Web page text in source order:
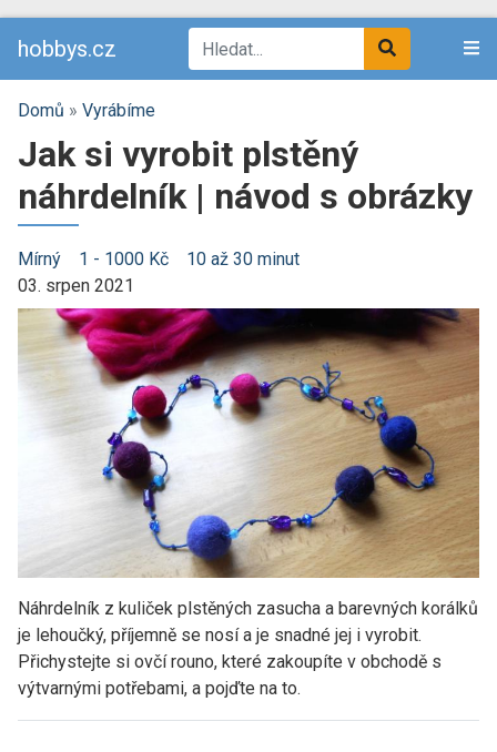
hobbys.cz
Domů » Vyrábíme
Jak si vyrobit plstěný
náhrdelník | návod s obrázky
Mírný 1 - 1000 Kč
10 až 30 minut
03. srpen 2021
Náhrdelník z kuliček plstěných zasucha a barevných korálků
je lehoučký, příjemně se nosí a je snadné jej i vyrobit.
Přichystejte si ovčí rouno, které zakoupíte v obchodě s
výtvarnými potřebami, a pojďte na to.